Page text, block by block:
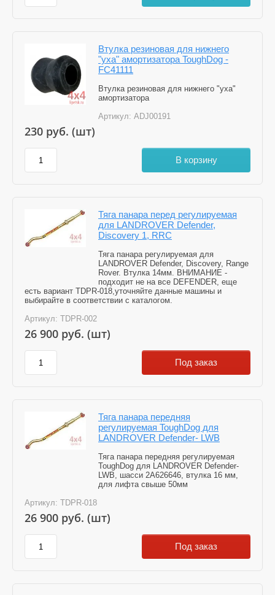
Втулка резиновая для нижнего
"уха" амортизатора ToughDog -
FC41111
Втулка резиновая для нижнего "уха"
амортизатора
Артикул: ADJ00191
230 руб. (шт)
В корзину
Тяга панара перед регулируемая
для LANDROVER Defender,
Discovery 1, RRC
Тяга панара регулируемая для
LANDROVER Defender, Discovery, Range
Rover. Втулка 14мм. ВНИМАНИЕ -
подходит не на все DEFENDER, еще
есть вариант TDPR-018,уточняйте данные машины и
выбирайте в соответствии с каталогом.
Артикул: TDPR-002
26 900 руб. (шт)
Под заказ
Тяга панара передняя
регулируемая ToughDog для
LANDROVER Defender- LWB
Тяга панара передняя регулируемая
ToughDog для LANDROVER Defender-
LWB, шасси 2A626646, втулка 16 мм,
для лифта свыше 50мм
Артикул: TDPR-018
26 900 руб. (шт)
Под заказ